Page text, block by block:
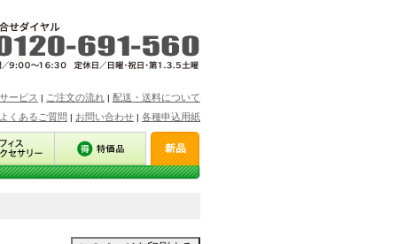
ービス | ご注文の流れ | 配送・送料について
よくあるご質問 | お問い合わせ | 各種申込用紙